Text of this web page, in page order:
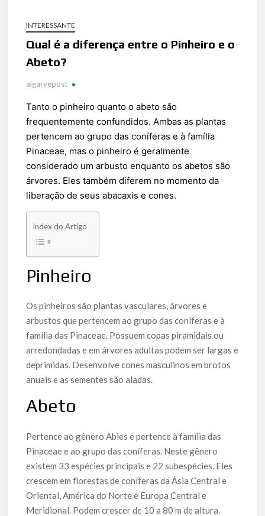
INTERESSANTE
Qual é a diferença entre o Pinheiro e o
Abeto?
algarvepost
Tanto o pinheiro quanto o abeto são
frequentemente confundidos. Ambas as plantas
pertencem ao grupo das coníferas e à família
Pinaceae, mas o pinheiro é geralmente
considerado um arbusto enquanto os abetos são
árvores. Eles também diferem no momento da
liberação de seus abacaxis e cones.
Index do Artigo
Pinheiro
Os pinheiros são plantas vasculares, árvores e
arbustos que pertencem ao grupo das coníferas e à
família das Pinaceae. Possuem copas piramidais ou
arredondadas e em árvores adultas podem ser largas e
deprimidas. Desenvolve cones masculinos em brotos
anuais e as sementes são aladas.
Abeto
Pertence ao gênero Abies e pertence à família das
Pinaceae e ao grupo das coníferas. Neste gênero
existem 33 espécies principais e 22 subespécies. Eles
crescem em florestas de coníferas da Ásia Central e
Oriental, América do Norte e Europa Central e
Meridional. Podem crescer de 10 a 80 m de altura.